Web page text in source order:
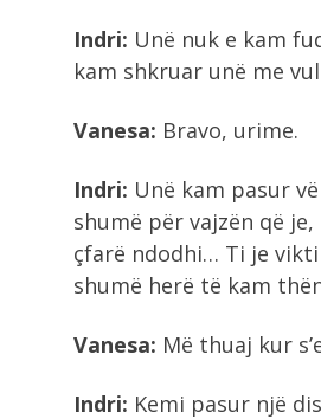
Indri: Unë nuk e kam
kam shkruar unë me
Vanesa: Bravo, urime.
Indri: Unë kam pasur
shumë për vajzën që
çfarë ndodhi… Ti je
shumë herë të kam
Vanesa: Më thuaj kur
Indri: Kemi pasur një